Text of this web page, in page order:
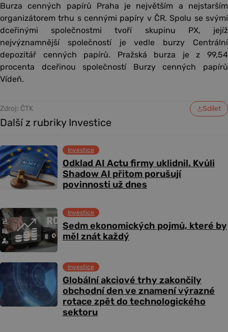
Burza cenných papírů Praha je největším a nejstarším
organizátorem trhu s cennými papíry v ČR. Spolu se svými
dceřinými společnostmi tvoří skupinu PX, jejíž
nejvýznamnější společností je vedle burzy Centrální
depozitář cenných papírů. Pražská burza je z 99,54
procenta dceřinou společností Burzy cenných papírů
Vídeň.
Zdroj: ČTK Sdílet
Další z rubriky Investice
Odklad AI Actu firmy uklidnil. Kvůli
Shadow AI přitom porušují
povinnosti už dnes
Investice
Sedm ekonomických pojmů, které by
měl znát každý
Investice
Globální akciové trhy zakončily
obchodní den ve znamení výrazné
rotace zpět do technologického
sektoru
Investice